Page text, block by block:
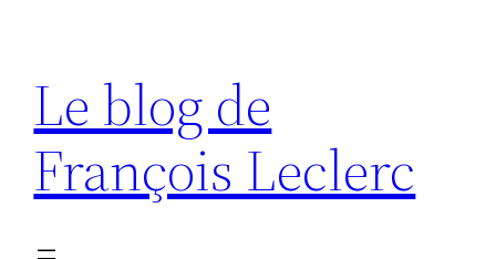
contenu
Le blog de
François Leclerc